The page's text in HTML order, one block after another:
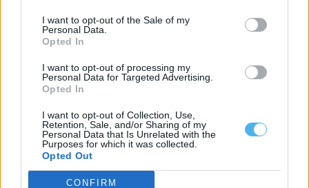
I want to opt-out of the Sale of my
Personal Data.
Opted In
I want to opt-out of processing my
Personal Data for Targeted Advertising.
Opted In
I want to opt-out of Collection, Use,
Retention, Sale, and/or Sharing of my
Personal Data that Is Unrelated with the
Purposes for which it was collected.
Opted Out
CONFIRM
Évora acolhe edição de 2026 do Summit GO4TRAVEL
15 de...
6 Agosto, 2026 - 15:28